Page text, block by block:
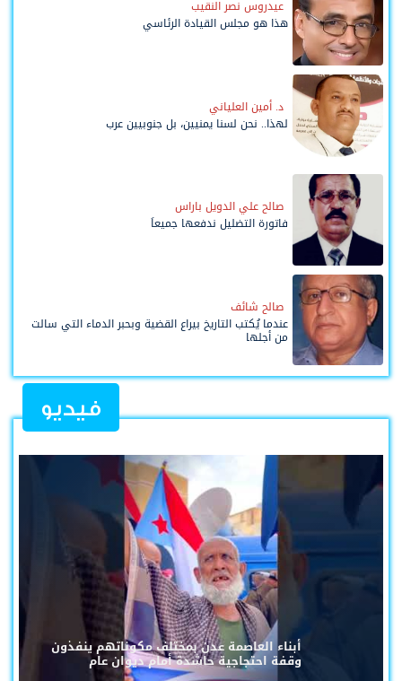
عيدروس نصر النقيب
هذا هو مجلس القيادة الرئاسي
د. أمين العلياني
لهذا.. نحن لسنا يمنيين، بل جنوبيين عرب
صالح علي الدويل باراس
فاتورة التضليل ندفعها جميعاً
صالح شائف
عندما يُكتب التاريخ بيراع القضية وبحبر الدماء التي سالت
من أجلها
فيديو
أبناء العاصمة عدن بمختلف مكوناتهم ينفذون
وقفة احتجاجية حاشدة أمام ديوان عام